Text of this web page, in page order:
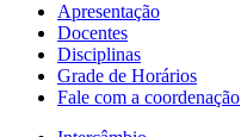
Apresentação
Docentes
Disciplinas
Grade de Horários
Fale com a coordenação